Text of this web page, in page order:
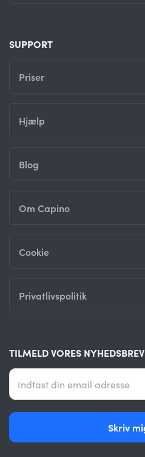
SUPPORT
Priser
Hjælp
Blog
Om Capino
Cookie
Privatlivspolitik
TILMELD VORES NYHEDSBREV